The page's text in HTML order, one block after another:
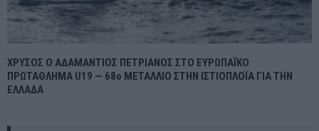
ΧΡΥΣΟΣ Ο ΑΔΑΜΑΝΤΙΟΣ ΠΕΤΡΙΑΝΟΣ ΣΤΟ ΕΥΡΩΠΑΪΚΟ
ΠΡΩΤΑΘΛΗΜΑ U19 — 68ο ΜΕΤΑΛΛΙΟ ΣΤΗΝ ΙΣΤΙΟΠΛΟΪΑ ΓΙΑ ΤΗΝ
ΕΛΛΑΔΑ